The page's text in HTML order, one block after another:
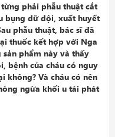
phải phẫu thuật cắt
bụng dữ dội, xuất huyết
phẫu thuật, bác sĩ đã
thuốc kết hợp với Nga
sản phẩm này và thấy
bệnh của cháu có nguy
không? Và cháu có nên
ngừa khối u tái phát